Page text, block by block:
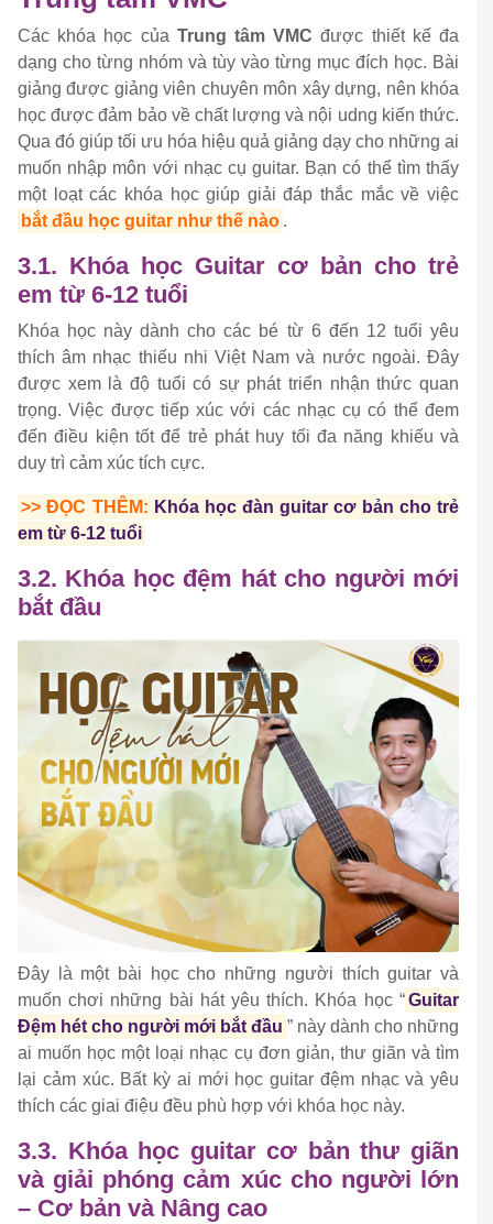
Các khóa học của Trung tâm VMC được thiết kế đa
dạng cho từng nhóm và tùy vào từng mục đích học. Bài
giảng được giảng viên chuyên môn xây dựng, nên khóa
học được đảm bảo về chất lượng và nội udng kiến thức.
Qua đó giúp tối ưu hóa hiệu quả giảng dạy cho những ai
muốn nhập môn với nhạc cụ guitar. Bạn có thể tìm thấy
một loạt các khóa học giúp giải đáp thắc mắc về việc
bắt đầu học guitar như thế nào .
3.1. Khóa học Guitar cơ bản cho trẻ
em từ 6-12 tuổi
Khóa học này dành cho các bé từ 6 đến 12 tuổi yêu
thích âm nhạc thiếu nhi Việt Nam và nước ngoài. Đây
được xem là độ tuổi có sự phát triển nhận thức quan
trọng. Việc được tiếp xúc với các nhạc cụ có thể đem
đến điều kiện tốt để trẻ phát huy tối đa năng khiếu và
duy trì cảm xúc tích cực.
>> ĐỌC THÊM: Khóa học đàn guitar cơ bản cho trẻ
em từ 6-12 tuổi
3.2. Khóa học đệm hát cho người mới
bắt đầu
Đây là một bài học cho những người thích guitar và
muốn chơi những bài hát yêu thích. Khóa học “Guitar
Đệm hét cho người mới bắt đầu ” này dành cho những
ai muốn học một loại nhạc cụ đơn giản, thư giãn và tìm
lại cảm xúc. Bất kỳ ai mới học guitar đệm nhạc và yêu
thích các giai điệu đều phù hợp với khóa học này.
3.3. Khóa học guitar cơ bản thư giãn
và giải phóng cảm xúc cho người lớn
– Cơ bản và Nâng cao